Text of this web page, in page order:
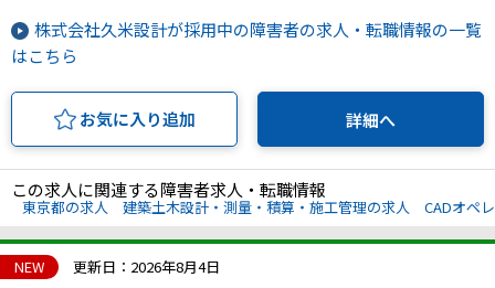
株式会社久米設計が採用中の障害者の求人・転職情報の一覧
はこちら
お気に入り追加 詳細へ
この求人に関連する障害者求人・転職情報
東京都の求人 建築土木設計・測量・積算・施工管理の求人 CADオペ
NEW 更新日：2026年8月4日